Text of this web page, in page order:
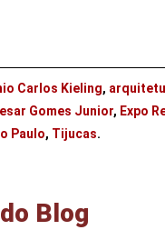
Carlos Kieling,
Gomes Junior, Expo
Paulo, Tijucas.
Blog